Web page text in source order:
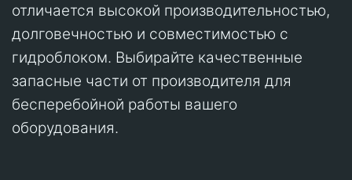
отличается высокой производительностью,
долговечностью и совместимостью с
гидроблоком. Выбирайте качественные
запасные части от производителя для
бесперебойной работы вашего
оборудования.